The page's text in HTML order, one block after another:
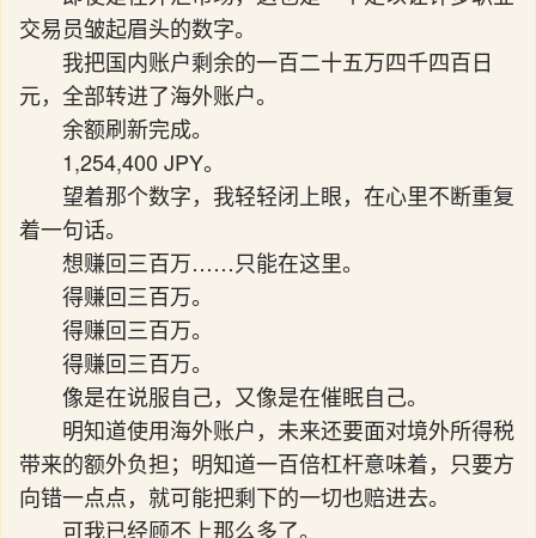
交易员皱起眉头的数字。
我把国内账户剩余的一百二十五万四千四百日
元，全部转进了海外账户。
余额刷新完成。
1,254,400 JPY。
望着那个数字，我轻轻闭上眼，在心里不断重复
着一句话。
想赚回三百万……只能在这里。
得赚回三百万。
得赚回三百万。
得赚回三百万。
像是在说服自己，又像是在催眠自己。
明知道使用海外账户，未来还要面对境外所得税
带来的额外负担；明知道一百倍杠杆意味着，只要方
向错一点点，就可能把剩下的一切也赔进去。
可我已经顾不上那么多了。